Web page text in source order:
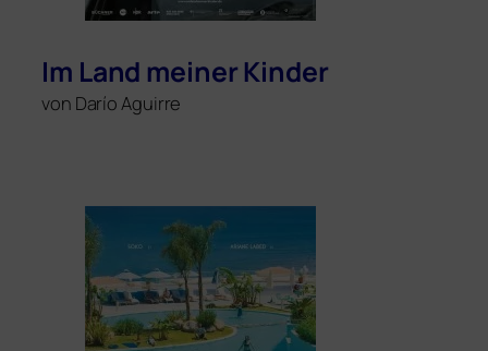
Im Land mei­ner Kinder
von Darío Aguirre